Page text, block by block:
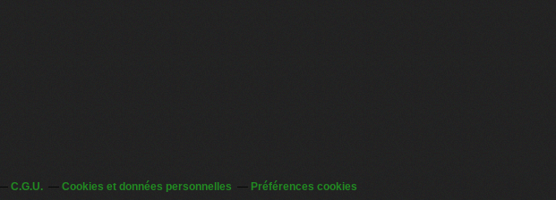
C.G.U. Cookies et données personnelles Préférences cookies